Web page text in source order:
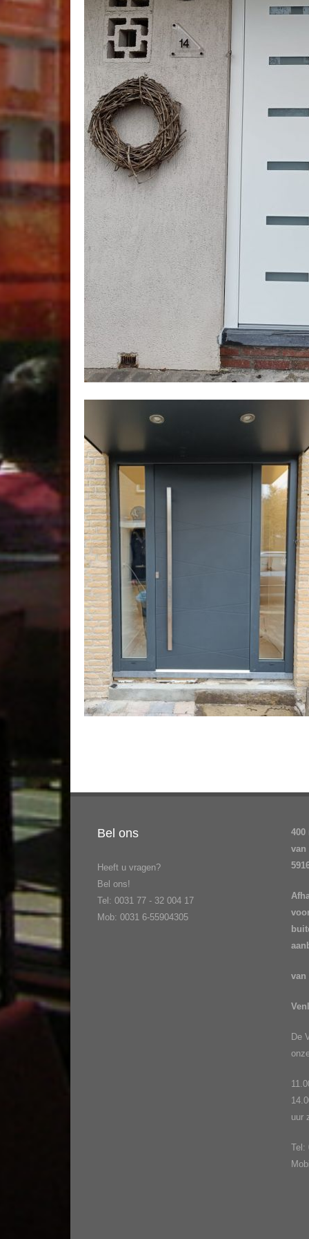
Bel ons
Heeft u vragen?
Bel ons!
Tel: 0031 77 - 32 004 17
Mob: 0031 6-55904305
400
van
van
De
uur
Tel: